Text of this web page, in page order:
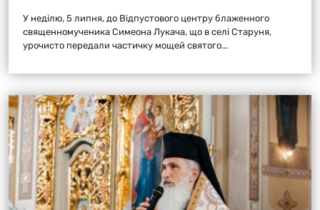
У неділю, 5 липня, до Відпустового центру блаженного
священномученика Симеона Лукача, що в селі Старуня,
урочисто передали частичку мощей святого...